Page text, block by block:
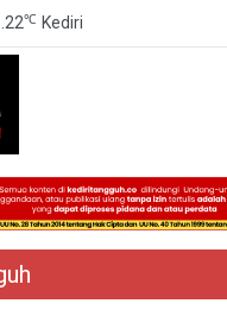
℃ Kediri